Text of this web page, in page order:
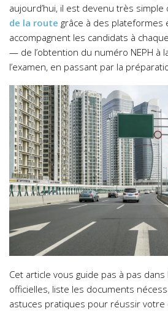
aujourd’hui, il est devenu très simple
de la route grâce à des plateformes
accompagnent les candidats à
— de l’obtention du numéro NEPH à
l’examen, en passant par la
Cet article vous guide pas à pas
officielles, liste les documents
astuces pratiques pour réussir